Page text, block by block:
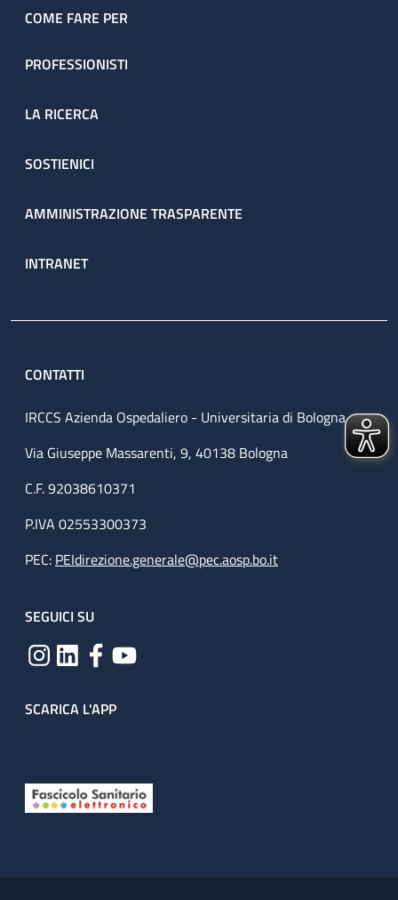
COME FARE PER
PROFESSIONISTI
LA RICERCA
SOSTIENICI
AMMINISTRAZIONE TRASPARENTE
INTRANET
CONTATTI
IRCCS Azienda Ospedaliero - Universitaria di Bologna
Via Giuseppe Massarenti, 9, 40138 Bologna
C.F. 92038610371
P.IVA 02553300373
PEC: PEIdirezione.generale@pec.aosp.bo.it
SEGUICI SU
SCARICA L'APP